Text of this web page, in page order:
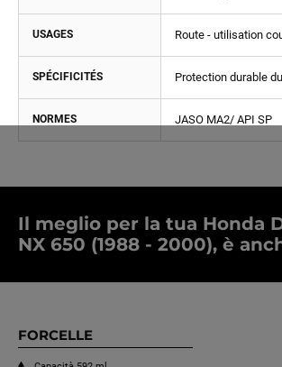
USAGES Route - utilisation
SPÉCIFICITÉS Protection durable
NORMES JASO MA2/ API SP
Il meglio per la tua Honda
NX 650 (1988 - 2000), è
FORCELLE